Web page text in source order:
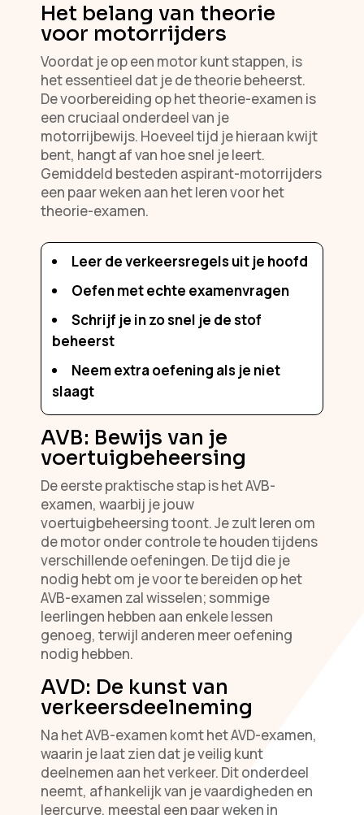
Het belang van theorie
voor motorrijders
Voordat je op een motor kunt stappen, is
het essentieel dat je de theorie beheerst.
De voorbereiding op het theorie-examen is
een cruciaal onderdeel van je
motorrijbewijs. Hoeveel tijd je hieraan kwijt
bent, hangt af van hoe snel je leert.
Gemiddeld besteden aspirant-motorrijders
een paar weken aan het leren voor het
theorie-examen.
Leer de verkeersregels uit je hoofd
Oefen met echte examenvragen
Schrijf je in zo snel je de stof
beheerst
Neem extra oefening als je niet
slaagt
AVB: Bewijs van je
voertuigbeheersing
De eerste praktische stap is het AVB-
examen, waarbij je jouw
voertuigbeheersing toont. Je zult leren om
de motor onder controle te houden tijdens
verschillende oefeningen. De tijd die je
nodig hebt om je voor te bereiden op het
AVB-examen zal wisselen; sommige
leerlingen hebben aan enkele lessen
genoeg, terwijl anderen meer oefening
nodig hebben.
AVD: De kunst van
verkeersdeelneming
Na het AVB-examen komt het AVD-examen,
waarin je laat zien dat je veilig kunt
deelnemen aan het verkeer. Dit onderdeel
neemt, afhankelijk van je vaardigheden en
leercurve, meestal een paar weken in